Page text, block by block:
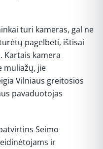
turi kameras, gal ne
pagelbėti, ištisai
Kartais kamera
muliažų, jie
Vilniaus greitosios
pavaduotojas
Seimo
ir